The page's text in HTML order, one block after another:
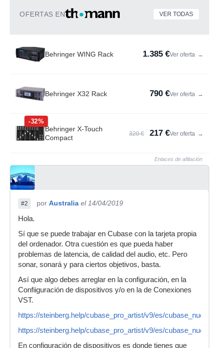
OFERTAS EN VER TODAS
Behringer WING Rack 1.385 €Ver oferta →
Behringer X32 Rack 790 €Ver oferta →
-32%
Behringer X-Touch
Compact
320 € 217 €Ver oferta →
Enlaces de afiliación
#2 por Australia el 14/04/2019
Hola.
Sí que se puede trabajar en Cubase con la tarjeta propia
del ordenador. Otra cuestión es que pueda haber
problemas de latencia, de calidad del audio, etc. Pero
sonar, sonará y para ciertos objetivos, basta.
Así que algo debes arreglar en la configuración, en la
Confiiguración de dispositivos y/o en la de Conexiones
VST.
https://steinberg.help/cubase_pro_artist/v9/es/
https://steinberg.help/cubase_pro_artist/v9/es/
En configuración de dispositivos es donde tienes que